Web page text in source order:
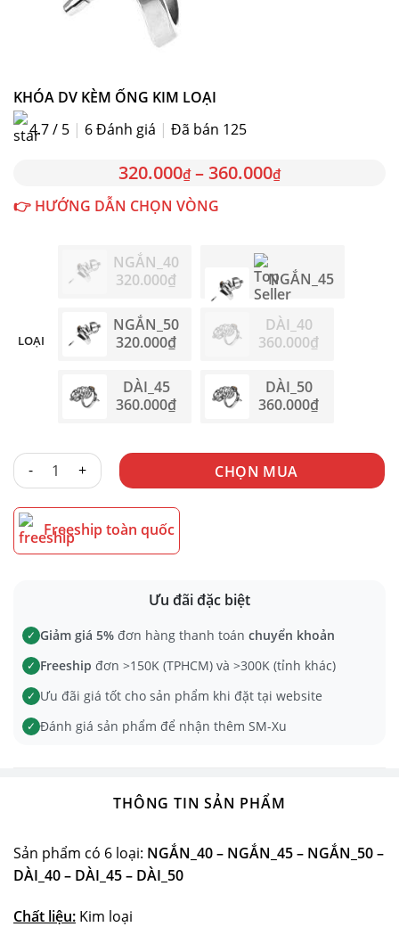
KHÓA DV KÈM ỐNG KIM LOẠI
4.7 / 5 | 6Đánh giá | Đã bán 125
320.000₫–360.000₫
👉 HƯỚNG DẪN CHỌN VÒNG
LOẠI
NGẮN_40
320.000₫
NGẮN_45
320.000
NGẮN_50
320.000₫
DÀI_40
360.000₫
DÀI_45
360.000₫
DÀI_50
360.000₫
KHÓA DV KÈM ỐNG KIM LOẠI số lượngCHỌN MUA
Freeship toàn quốc
Ưu đãi đặc biệt
✓ Giảm giá 5% đơn hàng thanh toán chuyển khoản
✓ Freeship đơn >150K (TPHCM) và >300K (tỉnh khác)
✓ Ưu đãi giá tốt cho sản phẩm khi đặt tại website
✓ Đánh giá sản phẩm để nhận thêm SM-Xu
THÔNG TIN SẢN PHẨM
Sản phẩm có 6 loại: NGẮN_40 – NGẮN_45 – NGẮN_50 –
DÀI_40 – DÀI_45 – DÀI_50
Chất liệu: Kim loại